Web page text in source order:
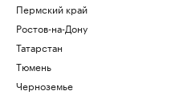
Пермский край
Ростов-на-Дону
Татарстан
Тюмень
Черноземье